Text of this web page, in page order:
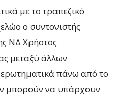
με το τραπεζικό
ο συντονιστής
ΝΔ Χρήστος
μεταξύ άλλων
ερωτηματικά πάνω από το
μπορούν να υπάρχουν